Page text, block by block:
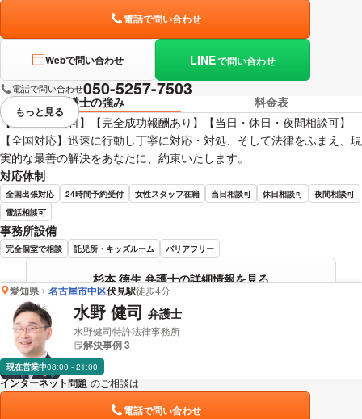
電話で問い合わせ
Webで問い合わせ LINEで問い合わせ
電話で問い合わせ050-5257-7503
弁護士の強み
料金表
【初回相談無料】【完全成功報酬あり】【当日・休日・夜間相談可】
【全国対応】迅速に行動し丁寧に対応・対処、そして法律をふまえ、現
実的な最善の解決をあなたに、約束いたします。
対応体制
全国出張対応 24時間予約受付 女性スタッフ在籍 当日相談可 休日相談可
夜間相談可
電話相談可
事務所設備
完全個室で相談 託児所・キッズルーム バリアフリー
杉本 徳生 弁護士の詳細情報を見る
視覚的に省略されている要素を
もっと見る
愛知県 名古屋市中区伏見駅徒歩4分
水野 健司 弁護士
水野健司特許法律事務所
解決事例 3
現在営業中08:00 - 21:00
インターネット問題 のご相談は
電話で問い合わせ